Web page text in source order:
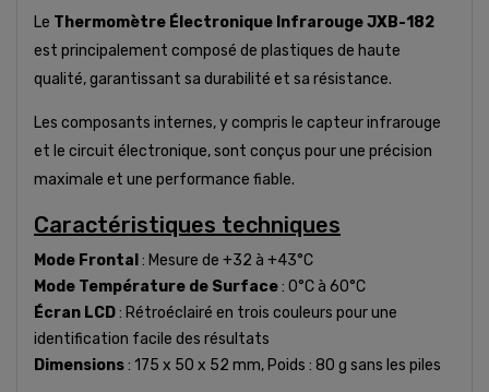
Le Thermomètre Électronique Infrarouge JXB-182
est principalement composé de plastiques de haute
qualité, garantissant sa durabilité et sa résistance.
Les composants internes, y compris le capteur infrarouge
et le circuit électronique, sont conçus pour une précision
maximale et une performance fiable.
Caractéristiques techniques
Mode Frontal : Mesure de +32 à +43°C
Mode Température de Surface: 0°C à 60°C
Écran LCD: Rétroéclairé en trois couleurs pour une
identification facile des résultats
Dimensions: 175 x 50 x 52 mm, Poids : 80 g sans les piles